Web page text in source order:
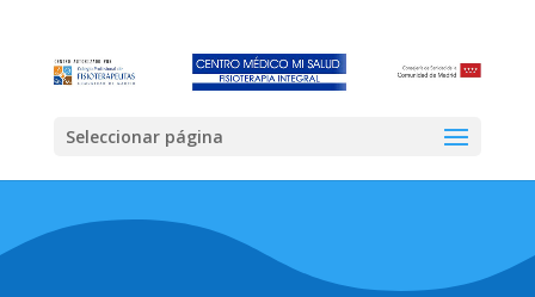
Seleccionar página